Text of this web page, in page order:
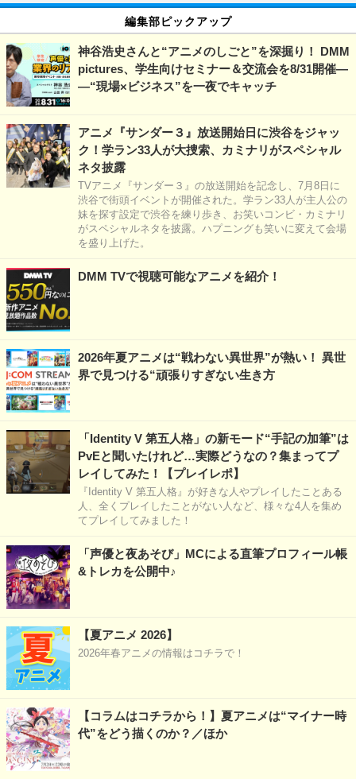
編集部ピックアップ
神谷浩史さんと“アニメのしごと”を深掘り！ DMM
pictures、学生向けセミナー＆交流会を8/31開催―
―“現場×ビジネス”を一夜でキャッチ
アニメ『サンダー３』放送開始日に渋谷をジャッ
ク！学ラン33人が大捜索、カミナリがスペシャル
ネタ披露
TVアニメ『サンダー３』の放送開始を記念し、7月8日に
渋谷で街頭イベントが開催された。学ラン33人が主人公の
妹を探す設定で渋谷を練り歩き、お笑いコンビ・カミナリ
がスペシャルネタを披露。ハプニングも笑いに変えて会場
を盛り上げた。
DMM TVで視聴可能なアニメを紹介！
2026年夏アニメは“戦わない異世界”が熱い！ 異世
界で見つける“頑張りすぎない生き方
「Identity V 第五人格」の新モード“手記の加筆”は
PvEと聞いたけれど…実際どうなの？集まってプ
レイしてみた！【プレイレポ】
『Identity V 第五人格』が好きな人やプレイしたことある
人、全くプレイしたことがない人など、様々な4人を集め
てプレイしてみました！
「声優と夜あそび」MCによる直筆プロフィール帳
&トレカを公開中♪
【夏アニメ 2026】
2026年春アニメの情報はコチラで！
【コラムはコチラから！】夏アニメは“マイナー時
代”をどう描くのか？／ほか